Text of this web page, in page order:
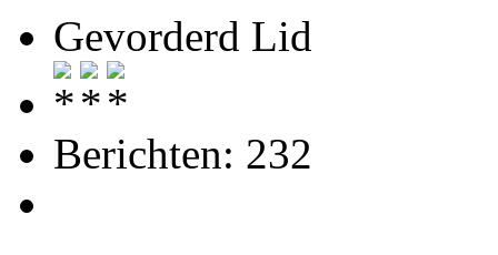
Gevorderd Lid
Berichten: 232